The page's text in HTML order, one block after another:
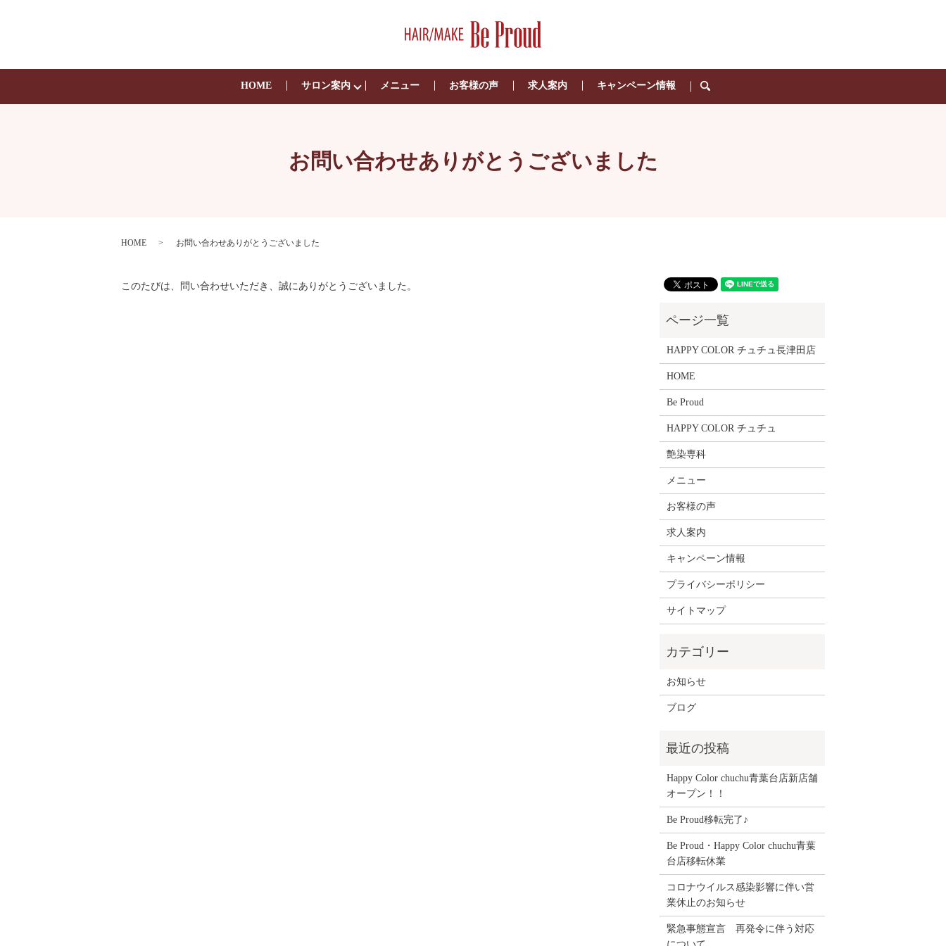
HOME サロン案内 メニュー お客様の声 求人案内 キャンペーン情報 search
お問い合わせありがとうございました
HOME お問い合わせありがとうございました
このたびは、問い合わせいただき、誠にありがとうございました。
HAPPY COLOR チュチュ長津田店
HOME
Be Proud
HAPPY COLOR チュチュ
艶染専科
メニュー
お客様の声
求人案内
キャンペーン情報
プライバシーポリシー
サイトマップ
お知らせ
ブログ
Happy Color chuchu青葉台店新店舗
オープン！！
Be Proud移転完了♪
Be Proud・Happy Color chuchu青葉
台店移転休業
コロナウイルス感染影響に伴い営
業休止のお知らせ
緊急事態宣言 再発令に伴う対応